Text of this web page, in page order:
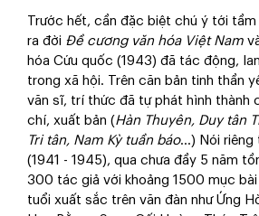
Trước hết, cần đặc biệt chú ý tới
ra đời Đề cương văn hóa Việt Nam
hóa Cứu quốc (1943) đã tác động,
trong xã hội. Trên căn bản tinh thần
văn sĩ, trí thức đã tự phát hình thành
chí, xuất bản (Hàn Thuyên, Duy tân
Tri tân, Nam Kỳ tuần báo…) Nói riêng
(1941 - 1945), qua chưa đầy 5 năm
300 tác giả với khoảng 1500 mục bài
tuổi xuất sắc trên văn đàn như Ứng